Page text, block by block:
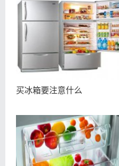
买冰箱要注意什么